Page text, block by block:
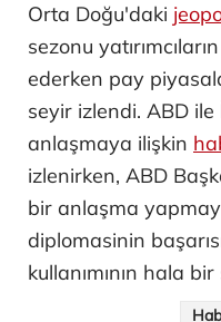
Orta Doğu'daki
sezonu
ederken pay
seyir izlendi. ABD
anlaşmaya ilişkin
izlenirken, ABD
bir anlaşma
diplomasinin
kullanımının hala